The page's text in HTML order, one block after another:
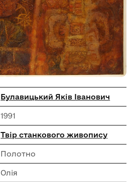
Булавицький Яків Іванович
1991
Твір станкового живопису
Полотно
Олія